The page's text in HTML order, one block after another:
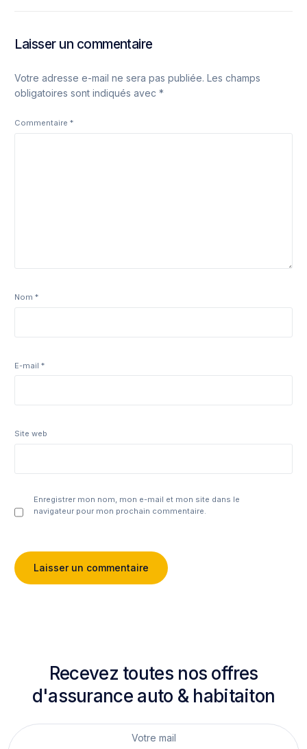
Laisser un commentaire
Votre adresse e-mail ne sera pas publiée. Les champs
obligatoires sont indiqués avec*
Commentaire*
Nom*
E-mail*
Site web
Enregistrer mon nom, mon e-mail et mon site dans le
navigateur pour mon prochain commentaire.
Recevez toutes nos offres
d'assurance auto & habitaiton